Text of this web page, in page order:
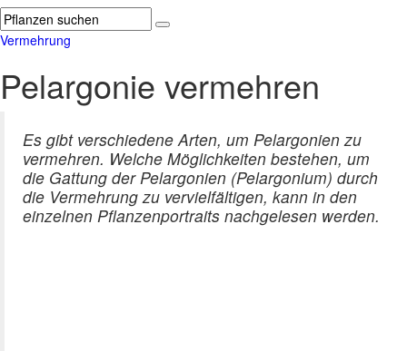
Vermehrung
Pelargonie vermehren
Es gibt verschiedene Arten, um Pelargonien zu
vermehren. Welche Möglichkeiten bestehen, um
die Gattung der Pelargonien (Pelargonium) durch
die Vermehrung zu vervielfältigen, kann in den
einzelnen Pflanzenportraits nachgelesen werden.